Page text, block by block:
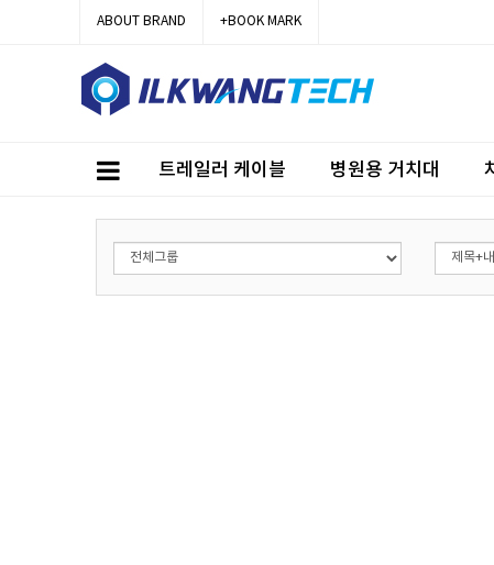
ABOUT BRAND +BOOK MARK
트레일러 케이블 병원용 거치대